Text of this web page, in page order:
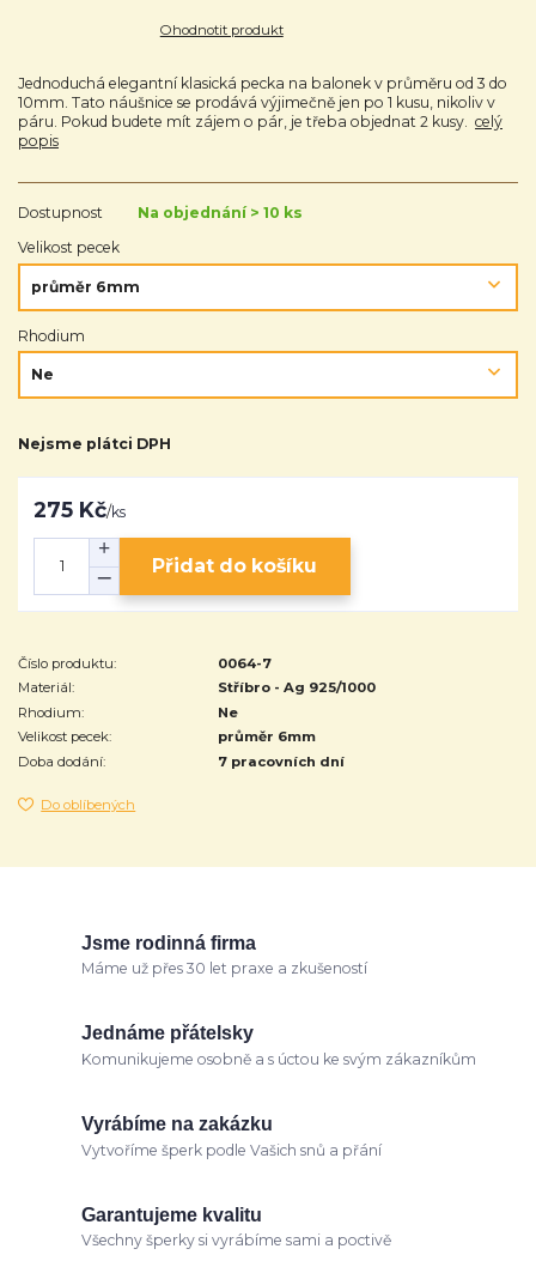
Ohodnotit produkt
Jednoduchá elegantní klasická pecka na balonek v průměru od 3 do
10mm. Tato náušnice se prodává výjimečně jen po 1 kusu, nikoliv v
páru. Pokud budete mít zájem o pár, je třeba objednat 2 kusy. celý
popis
Dostupnost
Na objednání > 10 ks
Velikost pecek
Rhodium
Nejsme plátci DPH
275 Kč/ks
Přidat do košíku
Číslo produktu:
0064-7
Materiál:
Stříbro - Ag 925/1000
Rhodium:
Ne
Velikost pecek:
průměr 6mm
Doba dodání:
7 pracovních dní
Do oblíbených
Jsme rodinná firma
Máme už přes 30 let praxe a zkušeností
Jednáme přátelsky
Komunikujeme osobně a s úctou ke svým zákazníkům
Vyrábíme na zakázku
Vytvoříme šperk podle Vašich snů a přání
Garantujeme kvalitu
Všechny šperky si vyrábíme sami a poctivě